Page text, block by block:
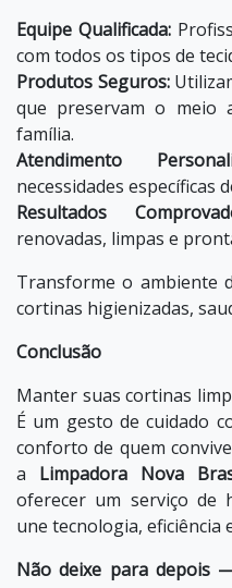
Equipe Qualificada:
com todos os tipos de
Produtos Seguros:
que preservam o meio
família.
Atendimento
necessidades específicas
Resultados
renovadas, limpas e
Transforme o ambiente
cortinas higienizadas,
Conclusão
Manter suas cortinas
É um gesto de cuidado
conforto de quem
a Limpadora Nova
oferecer um serviço de
une tecnologia, eficiência
Não deixe para depois